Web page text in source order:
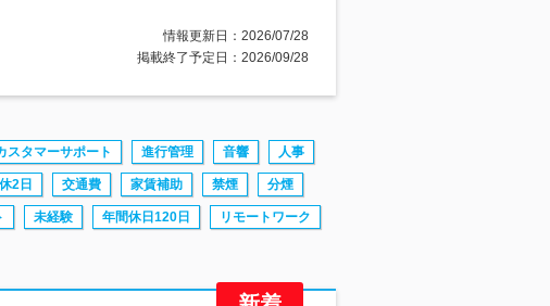
情報更新日：2026/07/28
掲載終了予定日：2026/09/28
スタマーサポート 進行管理 音響 人事
2日 交通費 家賃補助 禁煙 分煙
未経験 年間休日120日 リモートワーク